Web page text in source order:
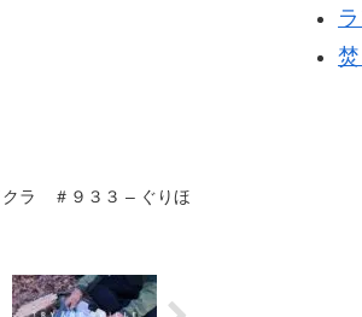
クラ ＃９３３ – ぐりほ